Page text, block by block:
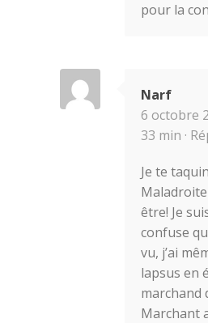
pour la
Narf
6 octobre
33 min ·
Je te
être! Je
confuse
vu, j’ai
lapsus en
marchand
Marchant